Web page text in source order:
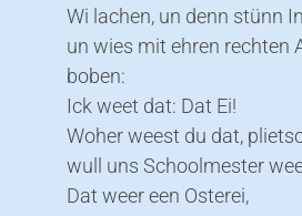
Wi lachen, un denn stünn
un wies mit ehren rechten
boben:
Ick weet dat: Dat Ei!
Woher weest du dat,
wull uns Schoolmester
Dat weer een Osterei,